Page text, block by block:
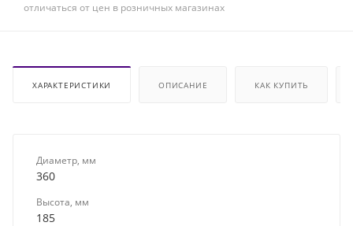
отличаться от цен в розничных магазинах
ХАРАКТЕРИСТИКИ ОПИСАНИЕ КАК КУПИТЬ
Диаметр, мм
360
Высота, мм
185